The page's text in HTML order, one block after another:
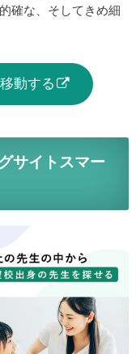
確な、そしてきめ細
動する
サイトスマー